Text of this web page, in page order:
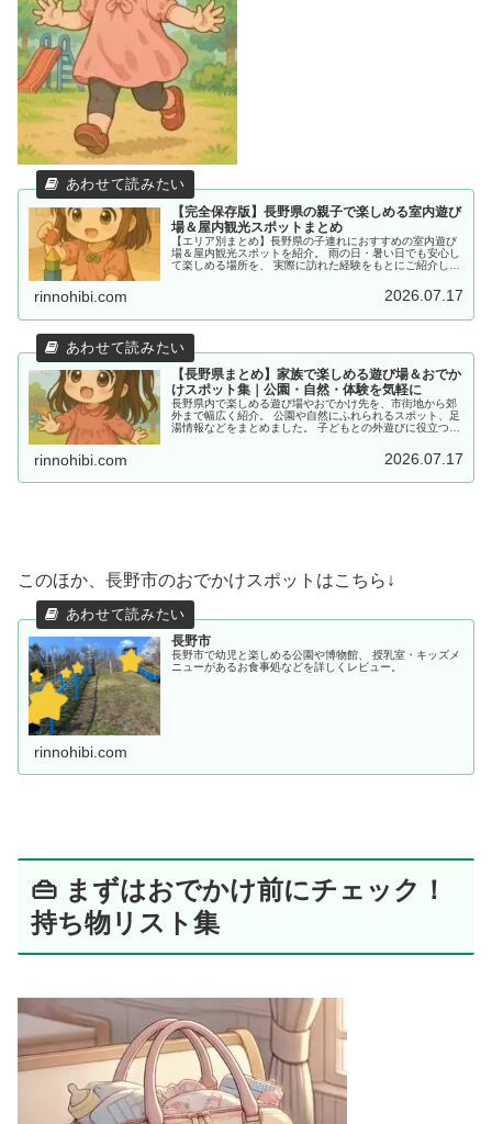
【完全保存版】長野県の親子で楽しめる室内遊び
場＆屋内観光スポットまとめ
【エリア別まとめ】長野県の子連れにおすすめの室内遊び
場＆屋内観光スポットを紹介。 雨の日・暑い日でも安心し
て楽しめる場所を、 実際に訪れた経験をもとにご紹介して
rinnohibi.com 2026.07.17
【長野県まとめ】家族で楽しめる遊び場＆おでか
けスポット集｜公園・自然・体験を気軽に
長野県内で楽しめる遊び場やおでかけ先を、市街地から郊
外まで幅広く紹介。 公園や自然にふれられるスポット、足
湯情報などをまとめました。 子どもとの外遊びに役立つ情
rinnohibi.com 2026.07.17
このほか、長野市のおでかけスポットはこちら↓
長野市
長野市で幼児と楽しめる公園や博物館、 授乳室・キッズメ
ニューがあるお食事処などを詳しくレビュー。
rinnohibi.com
👜 まずはおでかけ前にチェック！
持ち物リスト集